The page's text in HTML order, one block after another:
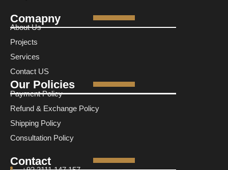
Comapny
About Us
Projects
Services
Contact US
Our Policies
Payment Policy
Refund & Exchange Policy
Shipping Policy
Consultation Policy
Contact